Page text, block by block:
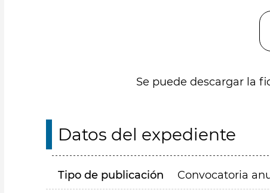
Se puede descargar la
Datos del expediente
Tipo de publicación Convocatoria